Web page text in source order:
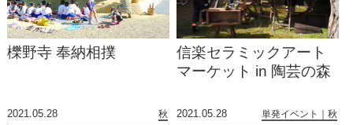
櫟野寺 奉納相撲
2021.05.28 秋
信楽セラミックアート
マーケット in 陶芸の森
2021.05.28 単発イベント 秋